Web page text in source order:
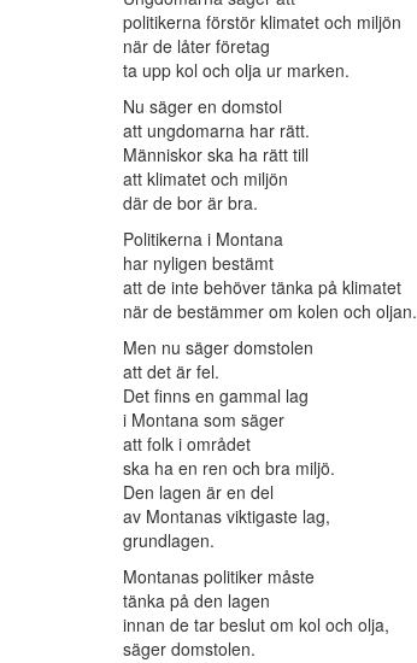
politikerna förstör klimatet och miljön
när de låter företag
ta upp kol och olja ur marken.
Nu säger en domstol
att ungdomarna har rätt.
Människor ska ha rätt till
att klimatet och miljön
där de bor är bra.
Politikerna i Montana
har nyligen bestämt
att de inte behöver tänka på klimatet
när de bestämmer om kolen och oljan.
Men nu säger domstolen
att det är fel.
Det finns en gammal lag
i Montana som säger
att folk i området
ska ha en ren och bra miljö.
Den lagen är en del
av Montanas viktigaste lag,
grundlagen.
Montanas politiker måste
tänka på den lagen
innan de tar beslut om kol och olja,
säger domstolen.